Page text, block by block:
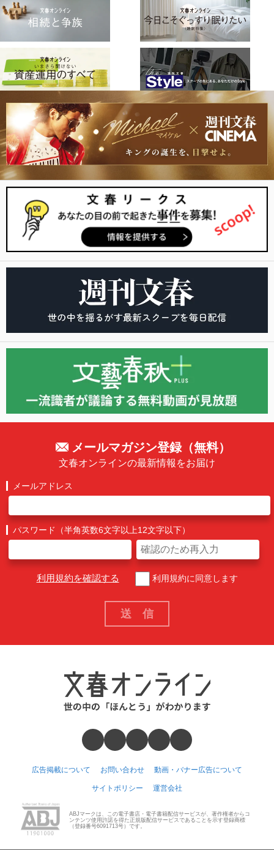
メールマガジン登録（無料）
文春オンラインの最新情報をお届け
メールアドレス
パスワード（半角英数6文字以上12文字以下）
利用規約を確認する 利用規約に同意します
広告掲載について お問い合わせ 動画・バナー広告について
サイトポリシー 運営会社
ABJマークは、この電子書店・電子書籍配信サービスが、著作権者からコ
ンテンツ使用許諾を得た正規版配信サービスであることを示す登録商標
（登録番号6091713号）です。